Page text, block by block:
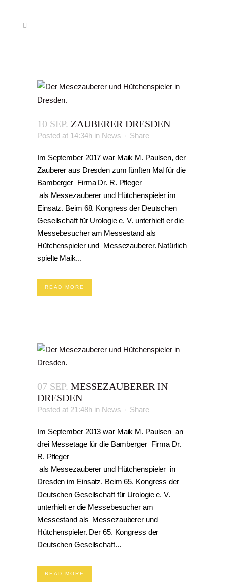
10 SEP. ZAUBERER DRESDEN
Posted at 14:34h in News Share
Im September 2017 war Maik M. Paulsen, der
Zauberer aus Dresden zum fünften Mal für die
Bamberger Firma Dr. R. Pfleger
als Messezauberer und Hütchenspieler im
Einsatz. Beim 68. Kongress der Deutschen
Gesellschaft für Urologie e. V. unterhielt er die
Messebesucher am Messestand als
Hütchenspieler und Messezauberer. Natürlich
spielte Maik...
READ MORE
07 SEP. MESSEZAUBERER IN
DRESDEN
Posted at 21:48h in News Share
Im September 2013 war Maik M. Paulsen an
drei Messetage für die Bamberger Firma Dr.
R. Pfleger
als Messezauberer und Hütchenspieler in
Dresden im Einsatz. Beim 65. Kongress der
Deutschen Gesellschaft für Urologie e. V.
unterhielt er die Messebesucher am
Messestand als Messezauberer und
Hütchenspieler. Der 65. Kongress der
Deutschen Gesellschaft...
READ MORE